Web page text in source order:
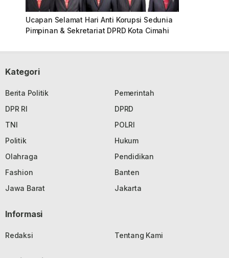
Ucapan Selamat Hari Anti Korupsi Sedunia
Pimpinan & Sekretariat DPRD Kota Cimahi
Kategori
Berita Politik
Pemerintah
DPR RI
DPRD
TNI
POLRI
Politik
Hukum
Olahraga
Pendidikan
Fashion
Banten
Jawa Barat
Jakarta
Informasi
Redaksi Tentang Kami